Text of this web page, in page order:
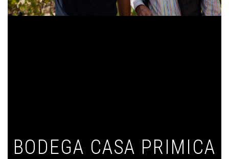
BODEGA CASA PRIMICA